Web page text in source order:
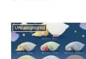
Uncategorized